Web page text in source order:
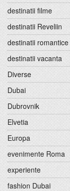
destinatii filme
destinatii Reveliin
destinatii romantice
destinatii vacanta
Diverse
Dubai
Dubrovnik
Elvetia
Europa
evenimente Roma
experiente
fashion Dubai